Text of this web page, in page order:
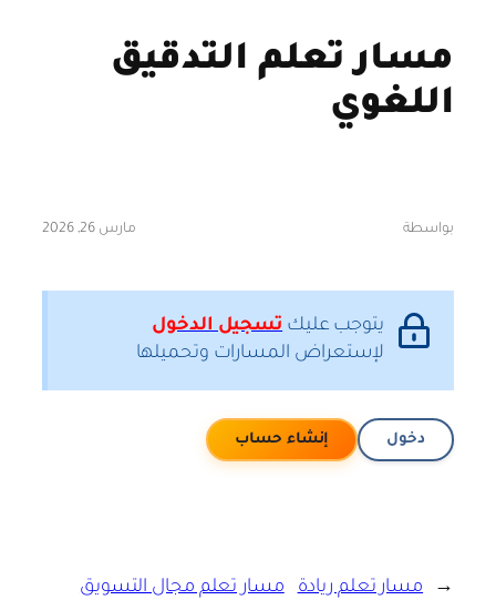
مسار تعلم التدقيق
اللغوي
بواسطة مارس 26, 2026
يتوجب عليك تسجيل الدخول
لإستعراض المسارات وتحميلها
دخول إنشاء حساب
←
مسار تعلم ريادة
مسار تعلم مجال التسويق